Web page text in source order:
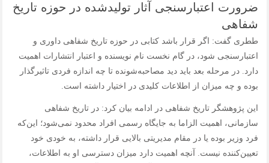
ضرورت اعتبارسنجی آثار تولیدشده در حوزه تاریخ
شفاهی
ططری گفت: اگر قرار باشد کتابی در حوزه تاریخ شفاهی داوری و
اعتبارسنجی شود، در گام نخست نام نویسنده و اعتبار انتشارات اهمیت
دارد. در مرحله بعد باید دید مصاحبه‌شونده تا چه اندازه فردی تاثیرگذار
بوده و چه میزان از اطلاعات کلیدی در اختیار داشته است.
این پژوهشگر تاریخ شفاهی در ادامه بیان کرد: در تاریخ شفاهی
سازمانی، اهمیت الزاما به جایگاه رسمی افراد محدود نمی‌شود؛ این‌که
فرد وزیر بوده یا در مقام مدیریتی بالایی قرار داشته، به خودی خود
تعیین‌کننده نیست. آنچه اهمیت دارد میزان دسترسی او به اطلاعات،